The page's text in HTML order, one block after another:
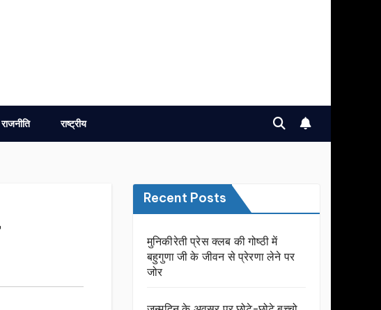
राजनीति राष्ट्रीय
Recent Posts
मुनिकीरेती प्रेस क्लब की गोष्ठी में
बहुगुणा जी के जीवन से प्रेरणा लेने पर
जोर